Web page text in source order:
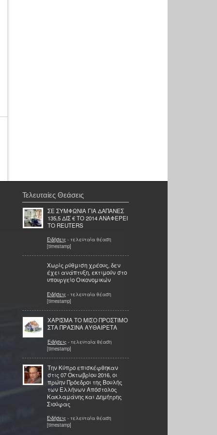
Τελευταίες Θεάσεις
ΣΕ ΣΥΜΦΩΝΙΑ ΓΙΑ ΔΑΠΑΝΕΣ
135,5 ΔΙΣ € ΤΟ 2014 ΑΝΑΦΕΡΕΙ
ΤΟ REUTERS
Ειδήσεις - τελευταία θέαση
[timestamp]
Χωρίς ρύθμιση χρέους, δεν
έχει ανάπτυξη, εκτιμούν στο
υπουργείο Οικονομικών
Ειδήσεις - τελευταία θέαση
[timestamp]
ΧΑΡΙΣΜΑ ΤΟ ΜΙΣΟ ΠΡΟΣΤΙΜΟ
ΣΤΑ ΠΡΑΣΙΝΑ ΑΥΘΑΙΡΕΤΑ
Ειδήσεις - τελευταία θέαση
[timestamp]
Την Κύπρο επισκέφθηκαν
στις 07 Οκτωβρίου 2016, οι
πρώην Πρόεδροι της Βουλής
των Ελλήνων Απόστολος
Κακλαμάνης και Δημήτρης
Σιούφας
Ειδήσεις - τελευταία θέαση
[timestamp]